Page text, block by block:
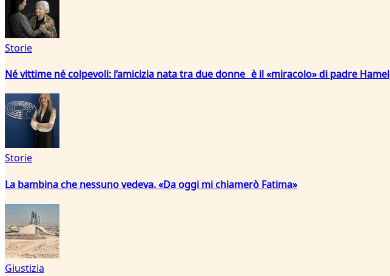
Storie
Né vittime né colpevoli: l’amicizia nata tra due donne è il «miracolo» di padre Hamel
Storie
La bambina che nessuno vedeva. «Da oggi mi chiamerò Fatima»
Giustizia